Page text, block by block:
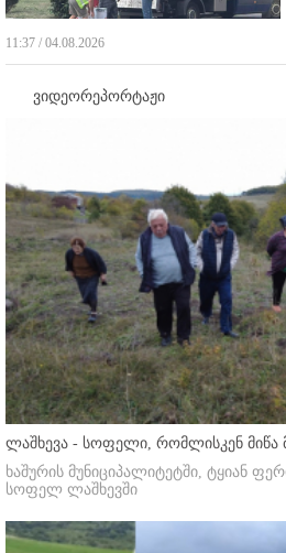
11:37 / 04.08.2026
ვიდეორეპორტაჟი
ლაშხევა - სოფელი, რომლისკენ მიწა
ხაშურის მუნიციპალიტეტში, ტყიან
სოფელ ლაშხევში